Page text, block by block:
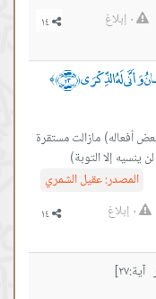
٠ إبلاغ
لَهُ الذِّكْرَى ﴿٢٣﴾ ﴾
أفعاله) مازالت مستقرة
ينسيه إلا التوبة)
المصدر:عقيل الشمري
٠ إبلاغ